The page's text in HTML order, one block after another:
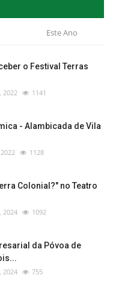
Este Ano
o Festival Terras
2022 1141
- Alambicada de Vila
1128
Colonial?" no Teatro
2024 1092
da Póvoa de
2024 755